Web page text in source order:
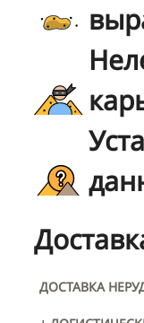
ДОСТАВКА